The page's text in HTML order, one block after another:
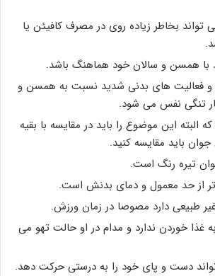
بخاطر زیاده روی در مصرف کافیئن یا
با همسن و سالان خود هماهنگ باشد.
و فعالیت های بدنی شدید نسبت به همسن و
تنگی نفس می شود.
البته این موضوع را باید در مقایسه با بقیه
باید مقایسه کنید.
تیره رنگ است.
از حد معمول و دمای بدنش است.
طبیعی دارد مصوصا در زمان ورزش.
غذا خوردن ندارد و مدام در او حالت تهو می
دست و پای خود را به درستی حرکت دهد.